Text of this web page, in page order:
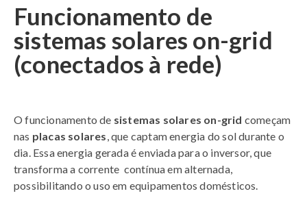
Funcionamento de
sistemas solares on-grid
(conectados à rede)
O funcionamento de sistemas solares on-grid começam
nas placas solares, que captam energia do sol durante o
dia. Essa energia gerada é enviada para o inversor, que
transforma a corrente contínua em alternada,
possibilitando o uso em equipamentos domésticos.